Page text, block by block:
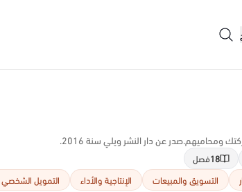
ومحاميهم.صدر عن دار النشر ويلي سنة 2016.
18فصل
التسويق والمبيعات الإنتاجية والأداء التمويل الشخصي